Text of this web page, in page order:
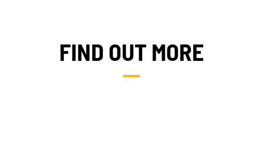
FIND OUT MORE